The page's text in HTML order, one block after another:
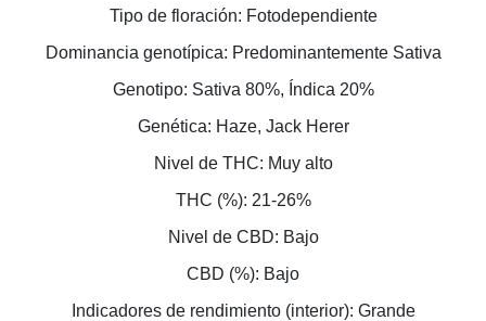
Tipo de floración: Fotodependiente
Dominancia genotípica: Predominantemente Sativa
Genotipo: Sativa 80%, Índica 20%
Genética: Haze, Jack Herer
Nivel de THC: Muy alto
THC (%): 21-26%
Nivel de CBD: Bajo
CBD (%): Bajo
Indicadores de rendimiento (interior): Grande